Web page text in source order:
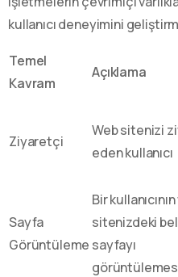
kullanıcı deneyimini
Temel
Kavram
Açıklama
Ziyaretçi
Web sitenizi
eden kullanıcı
Sayfa
Görüntüleme
Bir
sitenizdeki
sayfayı